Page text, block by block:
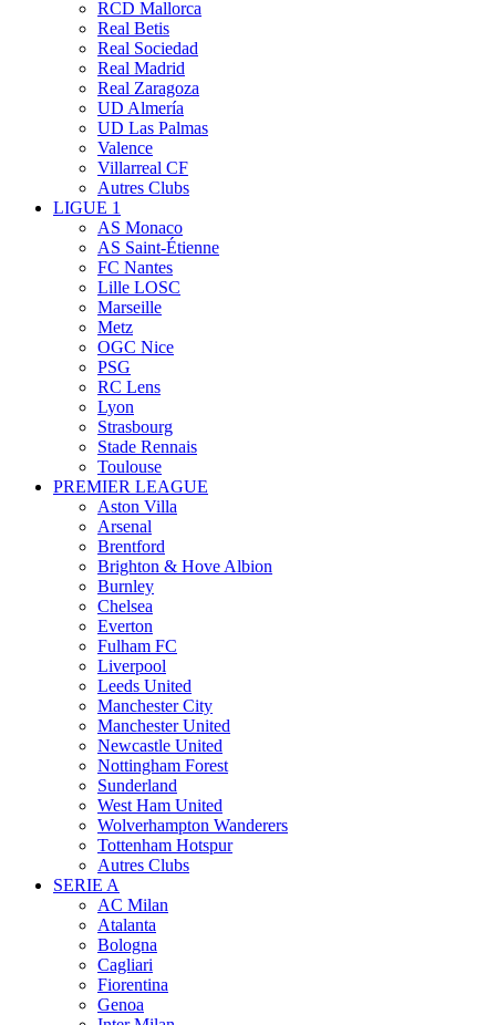
RCD Mallorca
Real Betis
Real Sociedad
Real Madrid
Real Zaragoza
UD Almería
UD Las Palmas
Valence
Villarreal CF
Autres Clubs
LIGUE 1
AS Monaco
AS Saint-Étienne
FC Nantes
Lille LOSC
Marseille
Metz
OGC Nice
PSG
RC Lens
Lyon
Strasbourg
Stade Rennais
Toulouse
PREMIER LEAGUE
Aston Villa
Arsenal
Brentford
Brighton & Hove Albion
Burnley
Chelsea
Everton
Fulham FC
Liverpool
Leeds United
Manchester City
Manchester United
Newcastle United
Nottingham Forest
Sunderland
West Ham United
Wolverhampton Wanderers
Tottenham Hotspur
Autres Clubs
SERIE A
AC Milan
Atalanta
Bologna
Cagliari
Fiorentina
Genoa